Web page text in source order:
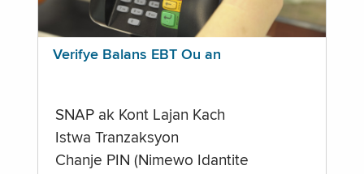
Verifye Balans EBT Ou an
SNAP ak Kont Lajan Kach
Istwa Tranzaksyon
Chanje PIN (Nimewo Idantite